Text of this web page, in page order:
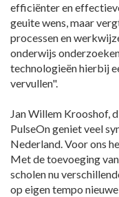
efficiënter en
geuite wens, maar
processen en
onderwijs
technologieën hierbij
vervullen".
Jan Willem Krooshof,
PulseOn geniet veel
Nederland. Voor ons
Met de toevoeging
scholen nu
op eigen tempo